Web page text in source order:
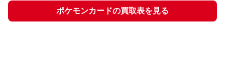
ポケモンカードの買取表を見る